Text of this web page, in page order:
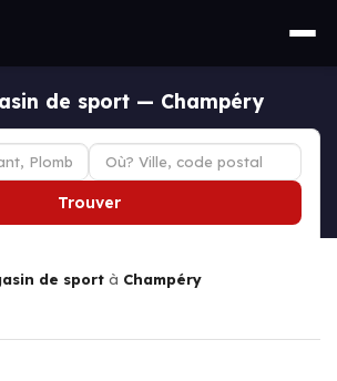
de sport — Champéry
Trouver
de sport à Champéry